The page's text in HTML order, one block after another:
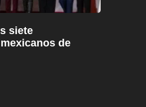
siete
de